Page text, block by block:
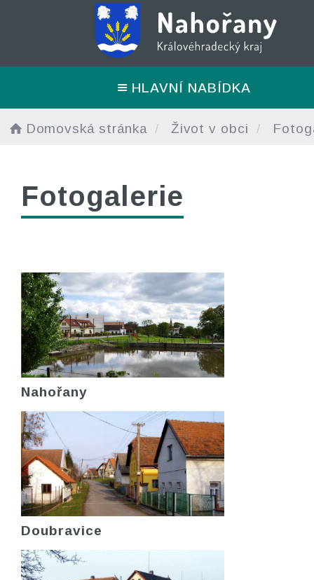
HLAVNÍ NABÍDKA
Domovská stránka Život v obci
Fotogalerie
Nahořany
Doubravice